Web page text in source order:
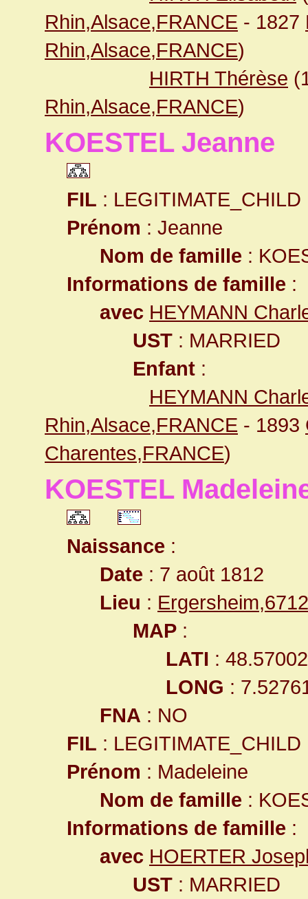
Rhin,Alsace,FRANCE - 1827
Rhin,Alsace,FRANCE)
HIRTH Thérèse
Rhin,Alsace,FRANCE)
KOESTEL Jeanne
FIL : LEGITIMATE_CHILD
Prénom : Jeanne
Nom de famille :
Informations de famille :
avec HEYMANN
UST : MARRIED
Enfant :
HEYMANN
Rhin,Alsace,FRANCE - 1893
Charentes,FRANCE)
KOESTEL
Naissance :
Date : 7 août 1812
Lieu :
MAP :
LATI :
LONG :
FNA : NO
FIL : LEGITIMATE_CHILD
Prénom : Madeleine
Nom de famille :
Informations de famille :
avec HOERTER
UST : MARRIED